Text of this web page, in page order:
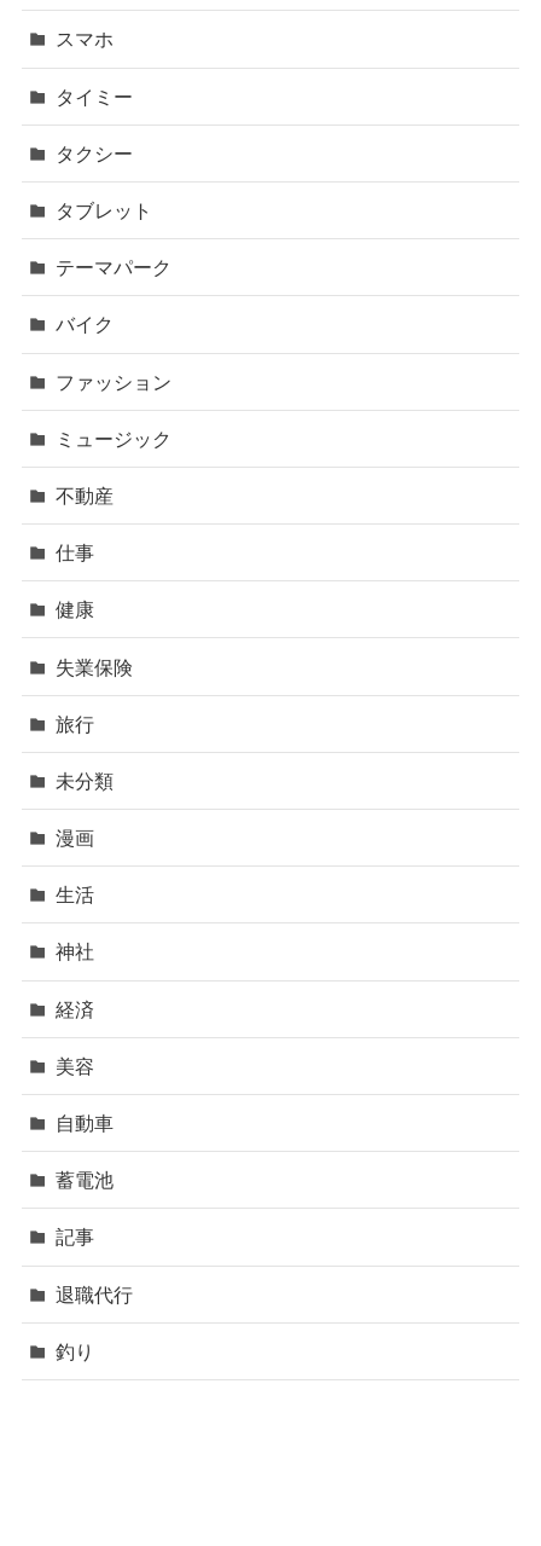
スマホ
タイミー
タクシー
タブレット
テーマパーク
バイク
ファッション
ミュージック
不動産
仕事
健康
失業保険
旅行
未分類
漫画
生活
神社
経済
美容
自動車
蓄電池
記事
退職代行
釣り